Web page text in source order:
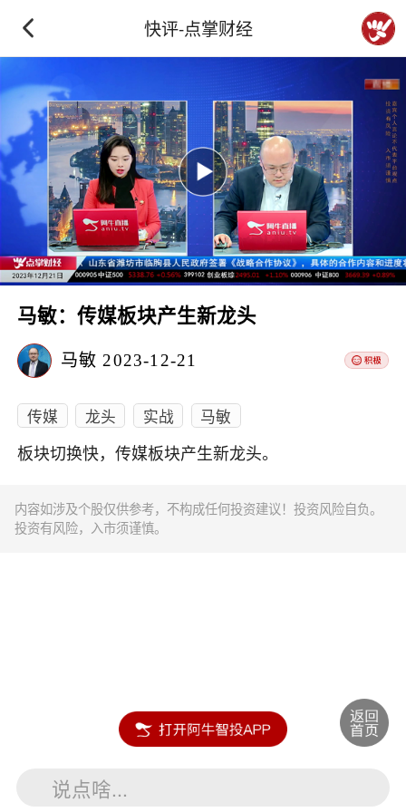
快评-点掌财经
马敏：传媒板块产生新龙头
马敏 2023-12-21
传媒 龙头 实战 马敏
板块切换快，传媒板块产生新龙头。
内容如涉及个股仅供参考，不构成任何投资建议！投资风险自负。
投资有风险，入市须谨慎。
说点啥...